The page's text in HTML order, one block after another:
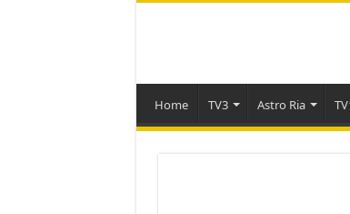
Home TV3 Astro Ria